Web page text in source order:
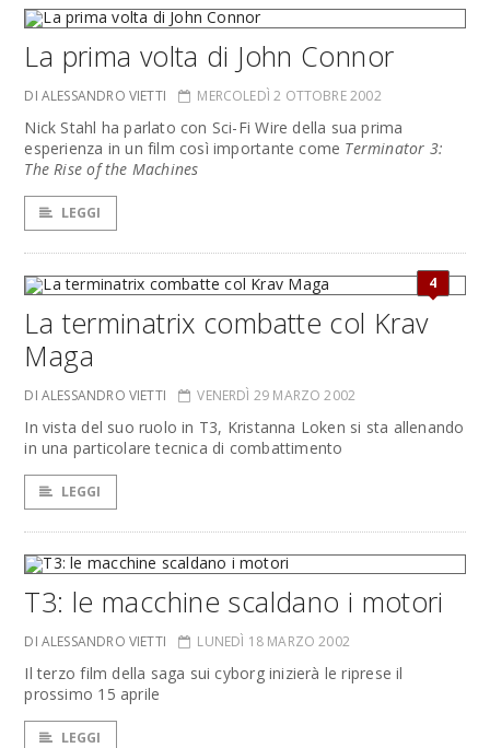
La prima volta di John Connor
DI ALESSANDRO VIETTI MERCOLEDÌ 2 OTTOBRE 2002
Nick Stahl ha parlato con Sci-Fi Wire della sua prima
esperienza in un film così importante come Terminator 3:
The Rise of the Machines
LEGGI
4
La terminatrix combatte col Krav
Maga
DI ALESSANDRO VIETTI VENERDÌ 29 MARZO 2002
In vista del suo ruolo in T3, Kristanna Loken si sta allenando
in una particolare tecnica di combattimento
LEGGI
T3: le macchine scaldano i motori
DI ALESSANDRO VIETTI LUNEDÌ 18 MARZO 2002
Il terzo film della saga sui cyborg inizierà le riprese il
prossimo 15 aprile
LEGGI